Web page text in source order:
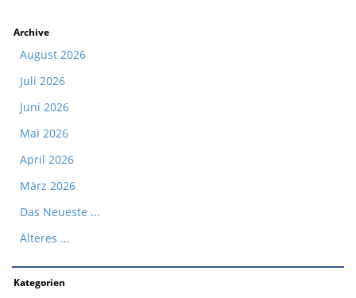
Archive
August 2026
Juli 2026
Juni 2026
Mai 2026
April 2026
März 2026
Das Neueste ...
Älteres ...
Kategorien